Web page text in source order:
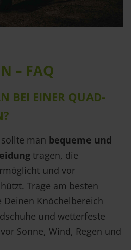
– FAQ
BEI EINER QUAD-
man bequeme und
tragen, die
und vor
Trage am besten
Deinen Knöchelbereich
und wetterfeste
Sonne, Wind, Regen und